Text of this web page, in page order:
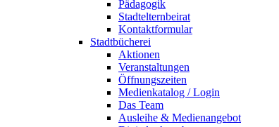
Pädagogik
Stadtelternbeirat
Kontaktformular
Stadtbücherei
Aktionen
Veranstaltungen
Öffnungszeiten
Medienkatalog / Login
Das Team
Ausleihe & Medienangebot